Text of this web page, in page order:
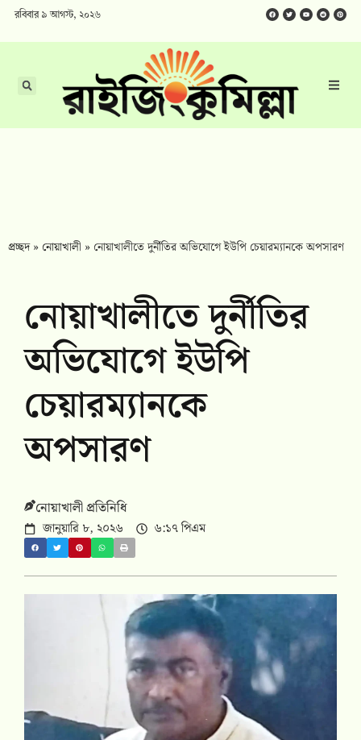
রবিবার ৯ আগস্ট, ২০২৬
প্রচ্ছদ» নোয়াখালী » নোয়াখালীতে দুর্নীতির অভিযোগে ইউপি চেয়ারম্যানকে অপসারণ
নোয়াখালীতে দুর্নীতির
অভিযোগে ইউপি
চেয়ারম্যানকে
অপসারণ
নোয়াখালী প্রতিনিধি
জানুয়ারি ৮, ২০২৬ ৬:১৭ পিএম